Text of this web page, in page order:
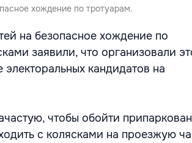
хождение по тротуарам.
на безопасное хождение по
заявили, что организовали
кандидатов на
чтобы обойти
с колясками на проезжую